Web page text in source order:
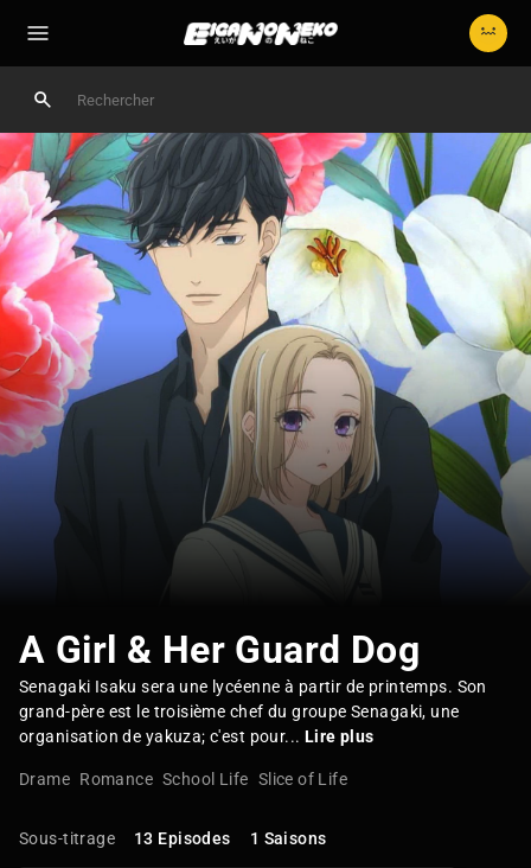
A Girl & Her Guard Dog
Senagaki Isaku sera une lycéenne à partir de printemps. Son
grand-père est le troisième chef du groupe Senagaki, une
organisation de yakuza; c'est pour... Lire plus
Drame Romance School Life Slice of Life
Sous-titrage 13 Episodes 1 Saisons